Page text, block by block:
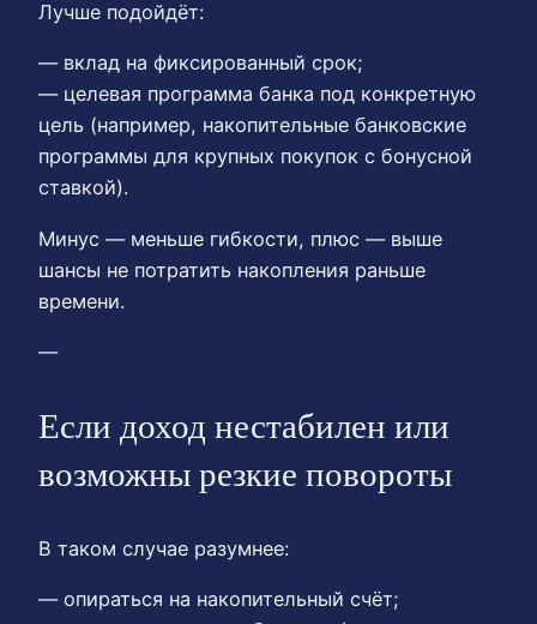
Лучше подойдёт:
— вклад на фиксированный срок;
— целевая программа банка под конкретную
цель (например, накопительные банковские
программы для крупных покупок с бонусной
ставкой).
Минус — меньше гибкости, плюс — выше
шансы не потратить накопления раньше
времени.
—
Если доход нестабилен или
возможны резкие повороты
В таком случае разумнее:
— опираться на накопительный счёт;